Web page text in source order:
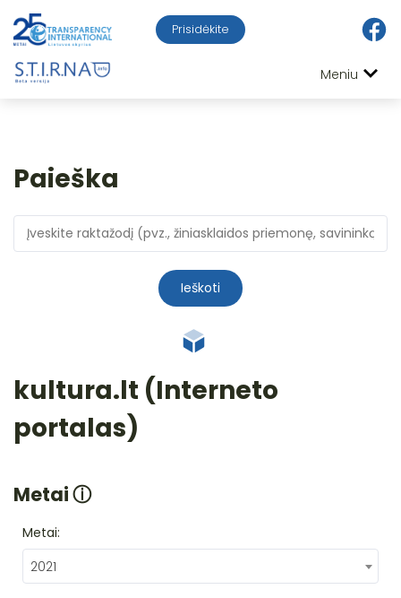
Prisidėkite
Meniu
Paieška
Ieškoti
kultura.lt (Interneto
portalas)
Metaiⓘ
Metai:
2021